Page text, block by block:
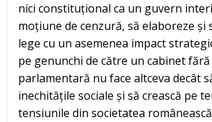
nici constituțional ca un guvern
moțiune de cenzură, să elaboreze și
lege cu un asemenea impact
pe genunchi de către un cabinet
parlamentară nu face altceva decât
inechitățile sociale și să crească pe
tensiunile din societatea